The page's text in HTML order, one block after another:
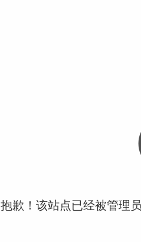
抱歉！该站点已经被管理